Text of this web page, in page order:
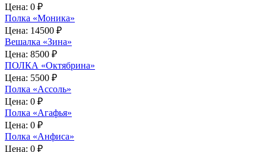
Цена: 0 ₽
Полка «Моника»
Цена: 14500 ₽
Вешалка «Зина»
Цена: 8500 ₽
ПОЛКА «Октябрина»
Цена: 5500 ₽
Полка «Ассоль»
Цена: 0 ₽
Полка «Агафья»
Цена: 0 ₽
Полка «Анфиса»
Цена: 0 ₽